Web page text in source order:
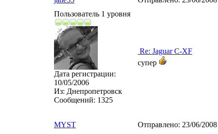
Пользователь 1 уровня
Дата регистрации:
10/05/2006
Из: Днепропетровск
Сообщений: 1325
Re: Jaguar C-XF
супер
MYST Отправлено: 23/06/